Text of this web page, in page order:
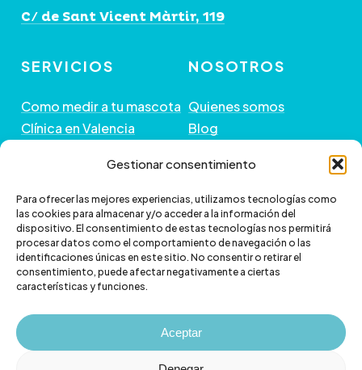
Gestionar consentimiento
Para ofrecer las mejores experiencias, utilizamos tecnologías como
las cookies para almacenar y/o acceder a la información del
dispositivo. El consentimiento de estas tecnologías nos permitirá
procesar datos como el comportamiento de navegación o las
identificaciones únicas en este sitio. No consentir o retirar el
consentimiento, puede afectar negativamente a ciertas
características y funciones.
Aceptar
C/ de Sant Vicent Màrtir, 119
SERVICIOS
Como medir a tu mascota
Clínica en Valencia
NOSOTROS
Quienes somos
Blog
GUÍA DE COMPRA
Preguntas frecuentes
Paga a plazos con Klarna
Paga a plazos con
scalapay
+ INFORMACIÓN
Política de envío
Cambios y devoluciones
Política de Privacidad